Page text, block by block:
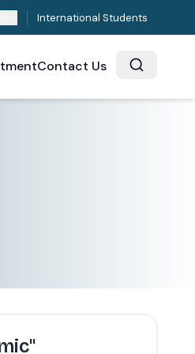
International Students
Contact Us